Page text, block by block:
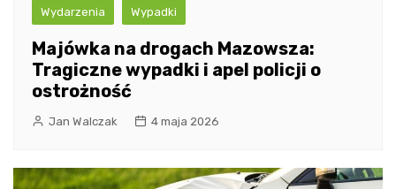
Wydarzenia Wypadki
Majówka na drogach Mazowsza:
Tragiczne wypadki i apel policji o
ostrożność
Jan Walczak 4 maja 2026